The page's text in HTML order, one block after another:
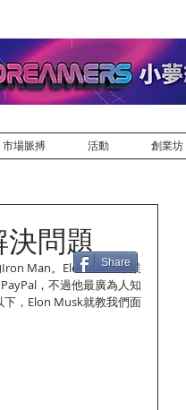
市場脈搏 活動 創業坊
問題
Man。Elon Musk畢業
，不過他最廣為人知
下，Elon Musk就教我們面
Share